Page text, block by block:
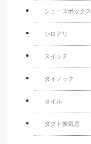
シューズボックス
シロアリ
スイッチ
ダイノック
タイル
ダクト換気扇